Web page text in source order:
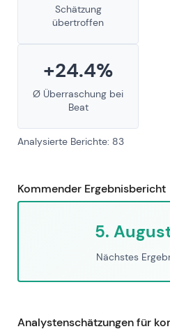
Schätzung
übertroffen
+24.4%
Ø Überraschung bei
Beat
Analysierte Berichte: 83
Kommender Ergebnisbericht
5.
Nächstes
Analystenschätzungen für